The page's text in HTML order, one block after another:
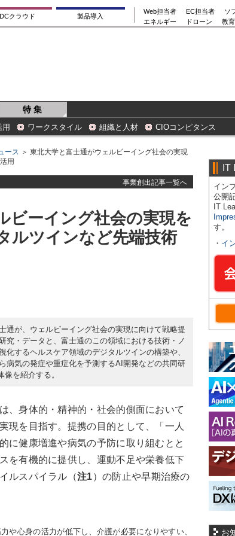
DCクラウド 製品導入
Web担当者 EC担当者
ソ
エネルギー
ドローン 教
特 集
用 ワークスタイル 組織と人材 CIOコンピタンス
ース ＞ 東北大学と富士通がウェルビーイング社会の実現
用
事業創出記事一覧へ
ビーイング社会の実現を
ルツインなど先端技術
通が、ウェルビーイング社会の実現に向けて戦略提
究・データと、富士通のこの領域における技術・ノ
するヘルスケア領域のデジタルツインの構築や、
病気の発症や重症化を予測するAI開発などの共同研
を紹介する。
、身体的・精神的・社会的側面において
現を目指す。提携の目的として、「一人
に健康増進や病気の予防に取り組むとと
を有機的に提供し、運動不足や栄養低下
ルスパイラル（注1）の防止や早期治療の
や心身の活力が低下し、介護が必要になりやすい、
IT
イン
公開
IT
す。
・ イ
お